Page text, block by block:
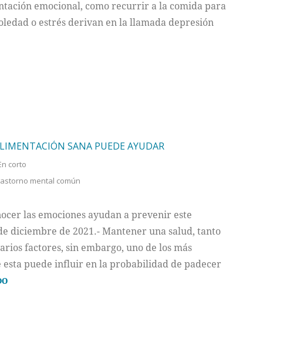
emocional, como recurrir a la comida para
o estrés derivan en la llamada depresión
SANA PUEDE AYUDAR
corto
mental común
las emociones ayudan a prevenir este
diciembre de 2021.- Mantener una salud, tanto
factores, sin embargo, uno de los más
puede influir en la probabilidad de padecer